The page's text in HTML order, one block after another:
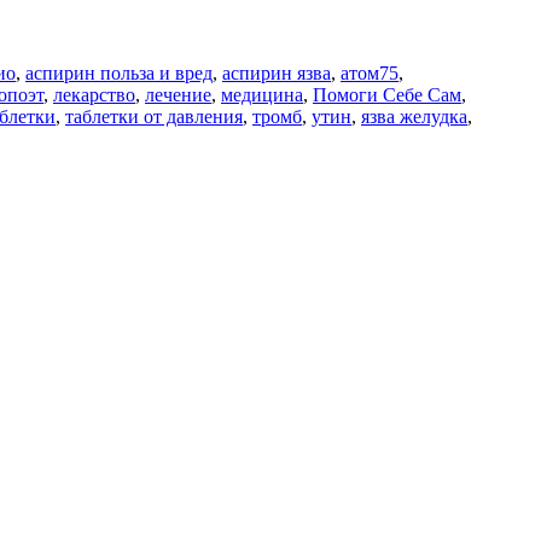
, аспирин польза и вред, аспирин язва, атом75,
, лекарство, лечение, медицина, Помоги Себе Сам,
, таблетки от давления, тромб, утин, язва желудка,